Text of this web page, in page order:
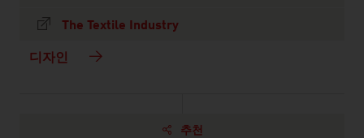
The Textile Industry
디자인
추천